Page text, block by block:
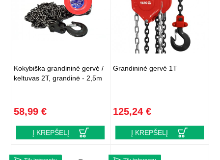
Kokybiška grandininė gervė /
keltuvas 2T, grandinė - 2,5m
58,99 €
Į KREPŠELĮ
Grandininė gervė 1T
125,24 €
Į KREPŠELĮ